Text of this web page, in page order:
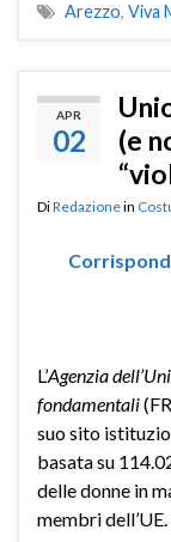
Arezzo, Viva
APR
02
(e
DiRedazionein
L’Agenzia
fondamentali
suo sito
basata su
delle donne in
membri dell’UE.